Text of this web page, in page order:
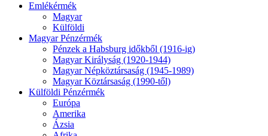
Emlékérmék
Magyar
Külföldi
Magyar Pénzérmék
Pénzek a Habsburg időkből (1916-ig)
Magyar Királyság (1920-1944)
Magyar Népköztársaság (1945-1989)
Magyar Köztársaság (1990-től)
Külföldi Pénzérmék
Európa
Amerika
Ázsia